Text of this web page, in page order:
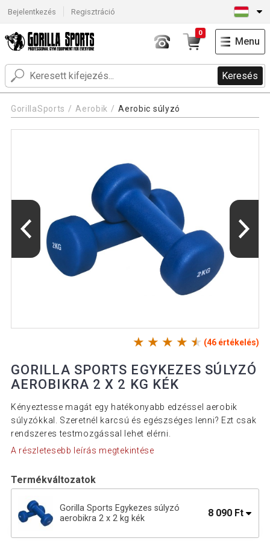
Bejelentkezés Regisztráció
Keresés
0
Menu
GorillaSports Aerobik Aerobic súlyzó
(46 értékelés)
GORILLA SPORTS EGYKEZES SÚLYZÓ
AEROBIKRA 2 X 2 KG KÉK
Kényeztesse magát egy hatékonyabb edzéssel aerobik
súlyzókkal. Szeretnél karcsú és egészséges lenni? Ezt csak
rendszeres testmozgással lehet elérni.
A részletesebb leírás megtekintése
Termékváltozatok
Gorilla Sports Egykezes súlyzó
aerobikra 2 x 2 kg kék
8 090 Ft